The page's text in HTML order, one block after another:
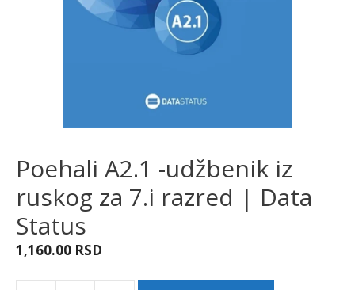
Poehali A2.1 -udžbenik iz
ruskog za 7.i razred | Data
Status
1,160.00 RSD